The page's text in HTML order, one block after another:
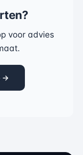
voor advies
→